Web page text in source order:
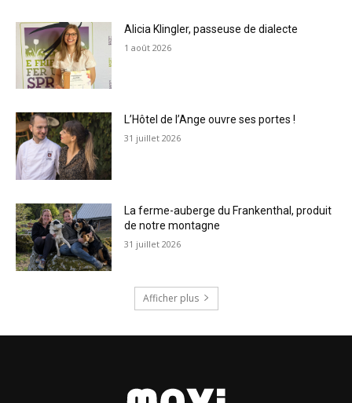
Alicia Klingler, passeuse de dialecte
1 août 2026
L’Hôtel de l’Ange ouvre ses portes !
31 juillet 2026
La ferme-auberge du Frankenthal, produit
de notre montagne
31 juillet 2026
Afficher plus